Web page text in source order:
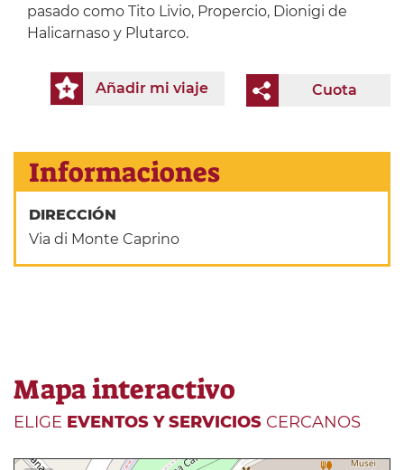
pasado como Tito Livio, Propercio, Dionigi de
Halicarnaso y Plutarco.
Cuota
Añadir mi viaje
Informaciones
DIRECCIÓN
Via di Monte Caprino
Mapa interactivo
ELIGE EVENTOS Y SERVICIOS CERCANOS